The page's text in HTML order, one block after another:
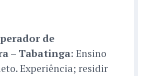
de
– Tabatinga: Ensino
Experiência; residir